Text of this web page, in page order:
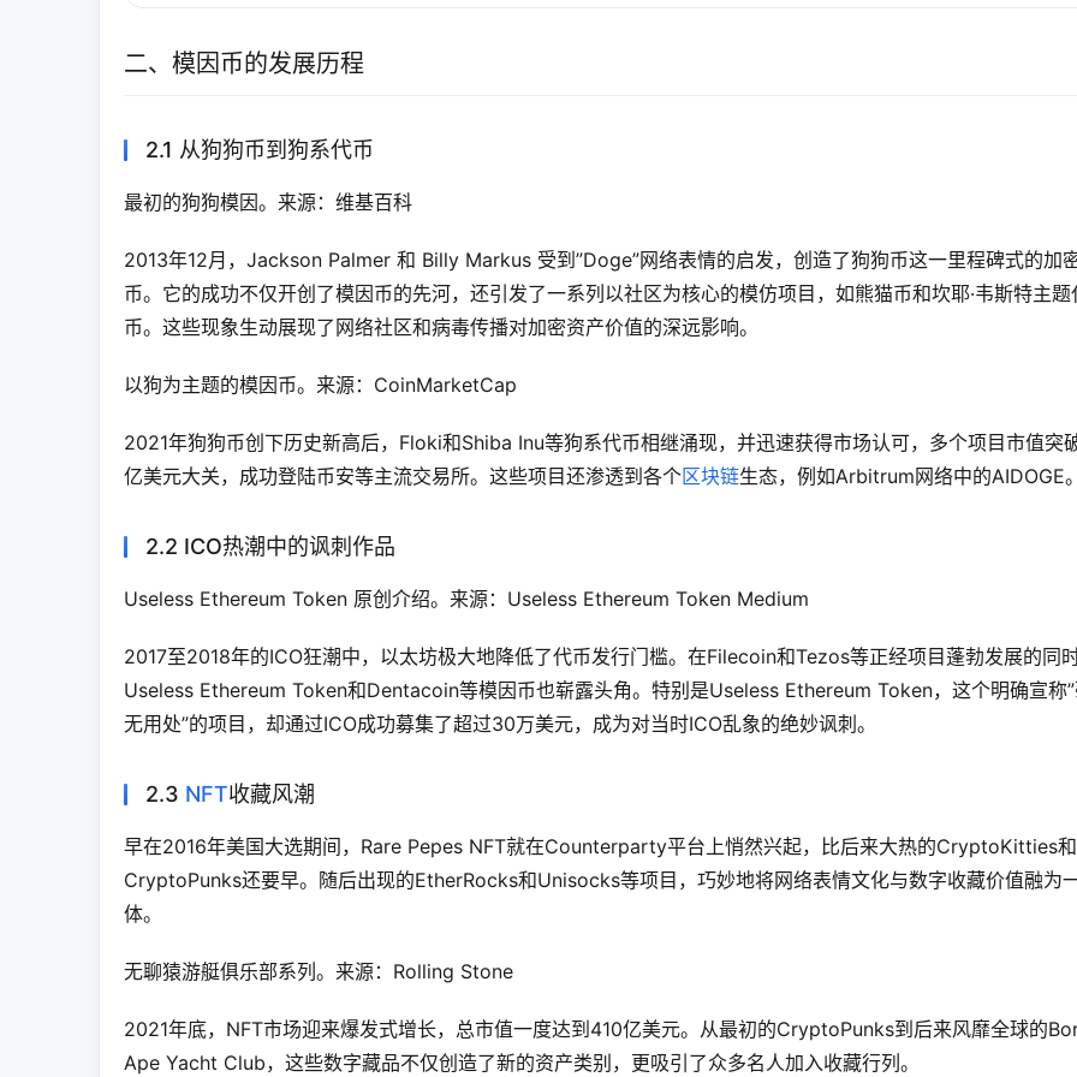
二、模因币的发展历程
2.1 从狗狗币到狗系代币
最初的狗狗模因。来源：维基百科
2013年12月，Jackson Palmer 和 Billy Markus 受到”Doge”网络表情的启发，创造了狗狗币这一里程碑式的加
币。它的成功不仅开创了模因币的先河，还引发了一系列以社区为核心的模仿项目，如熊猫币和坎耶·韦斯特主题
币。这些现象生动展现了网络社区和病毒传播对加密资产价值的深远影响。
以狗为主题的模因币。来源：CoinMarketCap
2021年狗狗币创下历史新高后，Floki和Shiba Inu等狗系代币相继涌现，并迅速获得市场认可，多个项目市值突
亿美元大关，成功登陆币安等主流交易所。这些项目还渗透到各个区块链生态，例如Arbitrum网络中的AIDOGE。
2.2 ICO热潮中的讽刺作品
Useless Ethereum Token 原创介绍。来源：Useless Ethereum Token Medium
2017至2018年的ICO狂潮中，以太坊极大地降低了代币发行门槛。在Filecoin和Tezos等正经项目蓬勃发展的同时
Useless Ethereum Token和Dentacoin等模因币也崭露头角。特别是Useless Ethereum Token，这个明确宣称
无用处”的项目，却通过ICO成功募集了超过30万美元，成为对当时ICO乱象的绝妙讽刺。
2.3 NFT收藏风潮
早在2016年美国大选期间，Rare Pepes NFT就在Counterparty平台上悄然兴起，比后来大热的CryptoKitties和
CryptoPunks还要早。随后出现的EtherRocks和Unisocks等项目，巧妙地将网络表情文化与数字收藏价值融为
体。
无聊猿游艇俱乐部系列。来源：Rolling Stone
2021年底，NFT市场迎来爆发式增长，总市值一度达到410亿美元。从最初的CryptoPunks到后来风靡全球的
Ape Yacht Club，这些数字藏品不仅创造了新的资产类别，更吸引了众多名人加入收藏行列。